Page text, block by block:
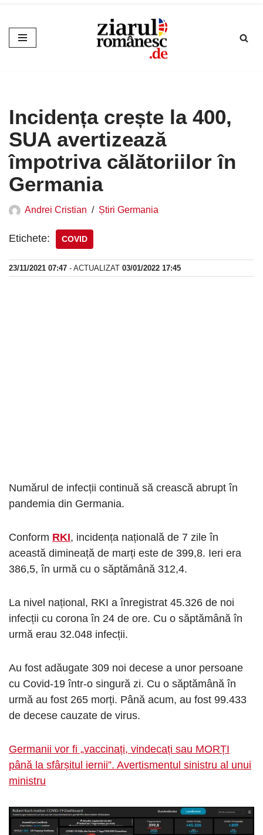
Sari
la
Incidența crește la 400,
SUA avertizează
împotriva călătoriilor în
Germania
Andrei Cristian Știri Germania
Etichete: COVID
23/11/2021 07:47 - ACTUALIZAT 03/01/2022 17:45
Numărul de infecții continuă să crească abrupt în
pandemia din Germania.
Conform RKI, incidența națională de 7 zile în
această dimineață de marți este de 399,8. Ieri era
386,5, în urmă cu o săptămână 312,4.
La nivel național, RKI a înregistrat 45.326 de noi
infecții cu corona în 24 de ore. Cu o săptămână în
urmă erau 32.048 infecții.
Au fost adăugate 309 noi decese a unor persoane
cu Covid-19 într-o singură zi. Cu o săptămână în
urmă au fost 265 morți. Până acum, au fost 99.433
de decese cauzate de virus.
Germanii vor fi „vaccinați, vindecați sau MORȚI
până la sfârșitul iernii”. Avertismentul sinistru al unui
ministru